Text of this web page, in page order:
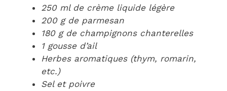
250 ml de crème liquide légère
200 g de parmesan
180 g de champignons chanterelles
1 gousse d’ail
Herbes aromatiques (thym, romarin,
etc.)
Sel et poivre